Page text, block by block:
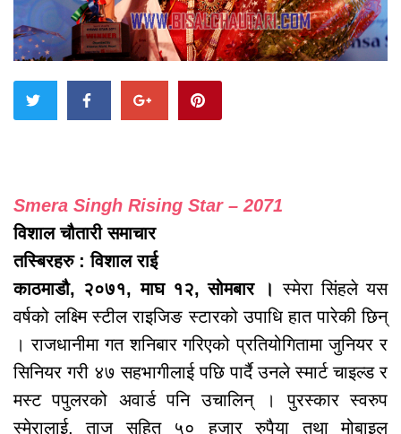
Smera Singh Rising Star – 2071
विशाल चौतारी समाचार
तस्बिरहरु : विशाल राई
काठमाडौ, २०७१, माघ १२, सोमबार । स्मेरा सिंहले यस
वर्षको लक्ष्मि स्टील राइजिङ स्टारको उपाधि हात पारेकी छिन्
। राजधानीमा गत शनिबार गरिएको प्रतियोगितामा जुनियर र
सिनियर गरी ४७ सहभागीलाई पछि पार्दै उनले स्मार्ट चाइल्ड र
मस्ट पपुलरको अवार्ड पनि उचालिन् । पुरस्कार स्वरुप
स्मेरालाई, ताज सहित ५० हजार रुपैया तथा मोबाइल